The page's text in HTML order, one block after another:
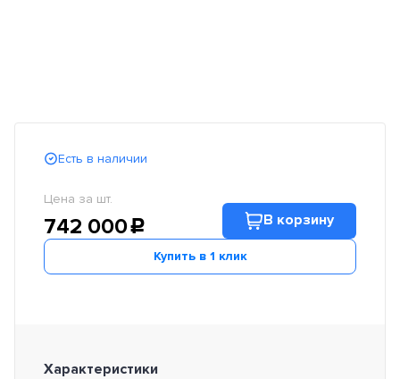
Есть в наличии
Цена за шт.
742 000c В корзину
Купить в 1 клик
Характеристики